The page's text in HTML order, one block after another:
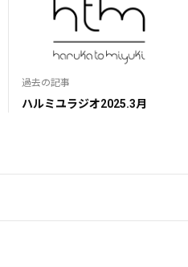
過去の記事
ハルミユラジオ2025.3月